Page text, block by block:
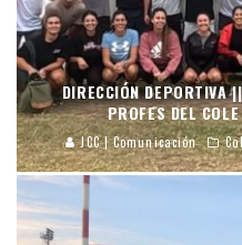
DIRECCIÓN DEPORTIVA
PROFES DEL
JCC | Comunicación